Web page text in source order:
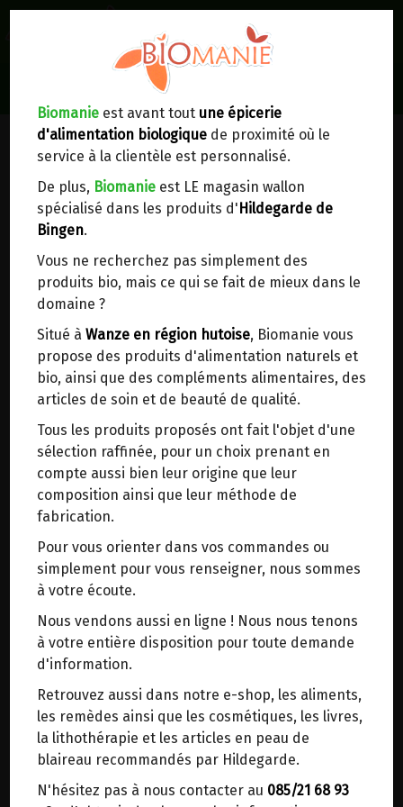
Biomanie est avant tout une épicerie
d'alimentation biologique de proximité où le
service à la clientèle est personnalisé.
De plus, Biomanie est LE magasin wallon
spécialisé dans les produits d' Hildegarde de
Bingen.
Vous ne recherchez pas simplement des
produits bio, mais ce qui se fait de mieux dans le
domaine ?
Situé à Wanze en région hutoise, Biomanie vous
propose des produits d'alimentation naturels et
bio, ainsi que des compléments alimentaires, des
articles de soin et de beauté de qualité.
Tous les produits proposés ont fait l'objet d'une
sélection raffinée, pour un choix prenant en
compte aussi bien leur origine que leur
composition ainsi que leur méthode de
fabrication.
Pour vous orienter dans vos commandes ou
simplement pour vous renseigner, nous sommes
à votre écoute.
Nous vendons aussi en ligne ! Nous nous tenons
à votre entière disposition pour toute demande
d'information.
Retrouvez aussi dans notre e-shop, les aliments,
les remèdes ainsi que les cosmétiques, les livres,
la lithothérapie et les articles en peau de
blaireau recommandés par Hildegarde.
N'hésitez pas à nous contacter au 085/21 68 93
Lieux de réception/livraison
Livraison à votre domicile
Nous envoyons votre commande à votre
domicile enBelgique, France, Luxembourg,
Royaume-Uni, Suisse, Pays-Bas, Portugal,
Espagne. Pour d'autres pays, merci de nous
contacter.
Choisir ce lieu
Dans un point d'enlèvement BPost
En choisissant un Point d’enlèvement ou un
distributeur bbox, vous permettez d’éviter des
trajets inutiles. En posant ce choix, vous
contribuez à la réduction des émissions de CO₂
de 30 % en moyenne. Et grâce au plus grand
réseau de distribution de Belgique, il y a
toujours une solution près de chez vous.
Venez chercher votre colis dans un point
d'enlèvement ou distributeur BBox de BPost :
points d'enlèvement ou distributeurs BBox
Merci de signaler dans les commentaires, le
point d'enlèvement choisi.
Sinon, vous pouvez envoyer un mail avec le
point d'enlèvement désiré ou bien nous vous
recontacterons afin de déterminer ensemble le
lieu de livraison choisi.
Choisir ce lieu
GRAINES DE SESAME BIO ORIGAMI
400G
Origine : Egypte.
Labels : Bio.
Les graines de sésame sont une source élevée de
Le sésame est très riche en calcium, phosphore,
magnésium, fer, zinc, manganèse et cuivre.
Le sésame est très connu en tant que sauce
tahini mais ses petites graines rehaussent la
saveur de nombreux plats.
Recette gomasio : (à préparer chez soi en